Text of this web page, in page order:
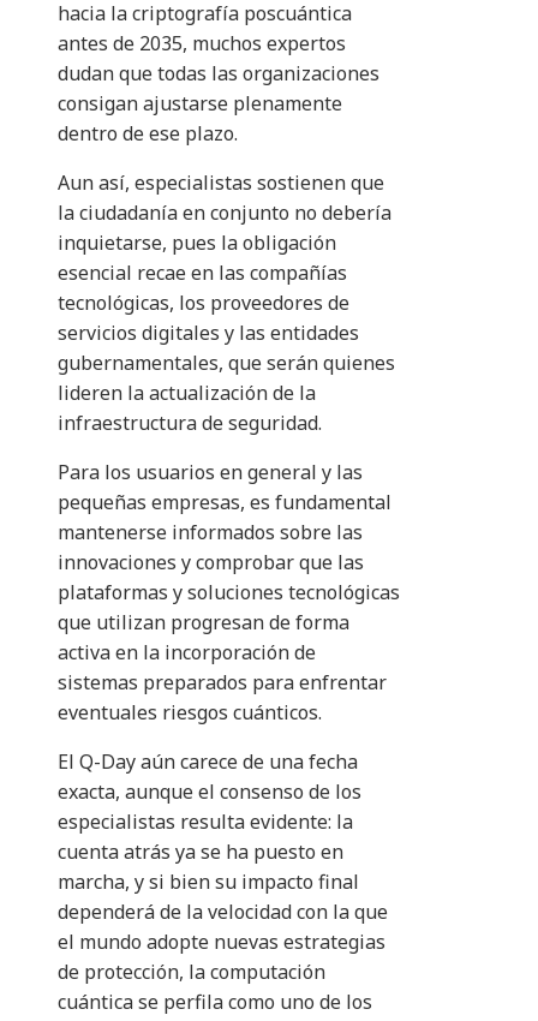
hacia la criptografía poscuántica
antes de 2035, muchos expertos
dudan que todas las organizaciones
consigan ajustarse plenamente
dentro de ese plazo.
Aun así, especialistas sostienen que
la ciudadanía en conjunto no debería
inquietarse, pues la obligación
esencial recae en las compañías
tecnológicas, los proveedores de
servicios digitales y las entidades
gubernamentales, que serán quienes
lideren la actualización de la
infraestructura de seguridad.
Para los usuarios en general y las
pequeñas empresas, es fundamental
mantenerse informados sobre las
innovaciones y comprobar que las
plataformas y soluciones tecnológicas
que utilizan progresan de forma
activa en la incorporación de
sistemas preparados para enfrentar
eventuales riesgos cuánticos.
El Q-Day aún carece de una fecha
exacta, aunque el consenso de los
especialistas resulta evidente: la
cuenta atrás ya se ha puesto en
marcha, y si bien su impacto final
dependerá de la velocidad con la que
el mundo adopte nuevas estrategias
de protección, la computación
cuántica se perfila como uno de los